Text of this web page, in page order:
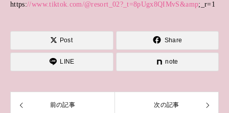
https://www.tiktok.com/@resort_02?_t=8pUgx8QIMvS&amp;_r=1
Post Share
LINE note
前の記事 次の記事